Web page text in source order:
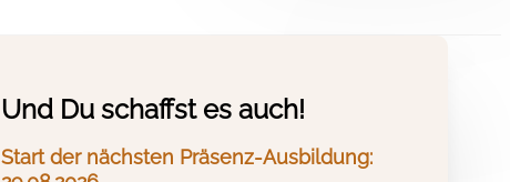
Und Du schaffst es auch!
Start der nächsten Präsenz-Ausbildung: